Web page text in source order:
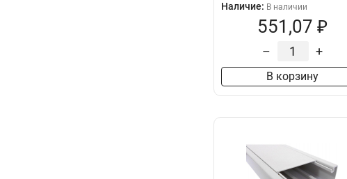
Наличие: В наличии
551,07 ₽
– +
В корзину